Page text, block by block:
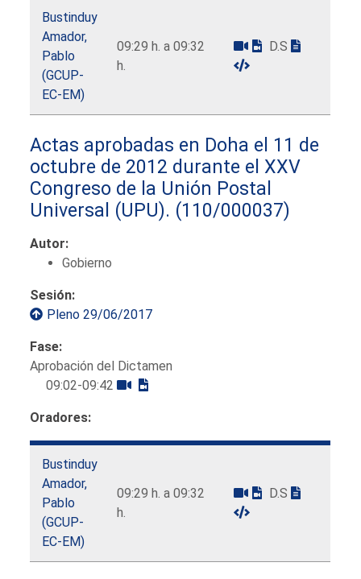
Bustinduy
Amador,
Pablo
(GCUP-
EC-EM)
09:29 h. a 09:32
h.
D.S
Actas aprobadas en Doha el 11 de
octubre de 2012 durante el XXV
Congreso de la Unión Postal
Universal (UPU). (110/000037)
Autor:
Gobierno
Sesión:
Pleno 29/06/2017
Fase:
Aprobación del Dictamen
09:02-09:42
Oradores:
Bustinduy
Amador,
Pablo
(GCUP-
EC-EM)
09:29 h. a 09:32
h.
D.S